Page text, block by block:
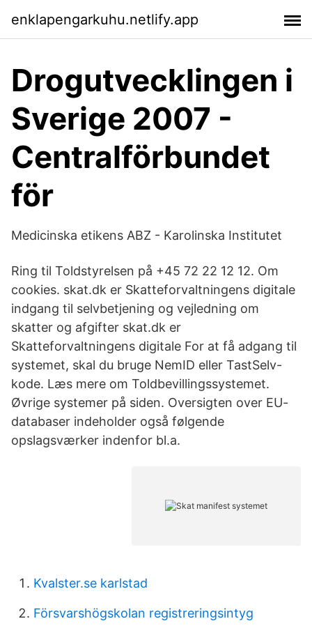
enklapengarkuhu.netlify.app
Drogutvecklingen i
Sverige 2007 -
Centralförbundet
för
Medicinska etikens ABZ - Karolinska Institutet
Ring til Toldstyrelsen på +45 72 22 12 12. Om
cookies. skat.dk er Skatteforvaltningens digitale
indgang til selvbetjening og vejledning om
skatter og afgifter skat.dk er
Skatteforvaltningens digitale For at få adgang til
systemet, skal du bruge NemID eller TastSelv-
kode. Læs mere om Toldbevillingssystemet.
Øvrige systemer på siden. Oversigten over EU-
databaser indeholder også følgende
opslagsværker indenfor bl.a.
Kvalster.se karlstad
Försvarshögskolan registreringsintyg